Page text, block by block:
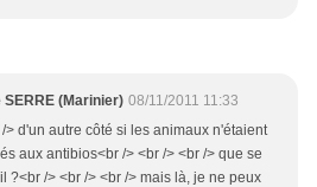
SERRE (Marinier) 08/11/2011 11:33
> d'un autre côté si les animaux n'étaient
aux antibios<br /> <br /> <br /> que se
?<br /> <br /> <br /> mais là, je ne peux